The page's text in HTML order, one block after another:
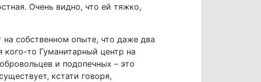
Очень видно, что ей тяжко,
собственном опыте, что даже два
то Гуманитарный центр на
и подопечных – это
кстати говоря,